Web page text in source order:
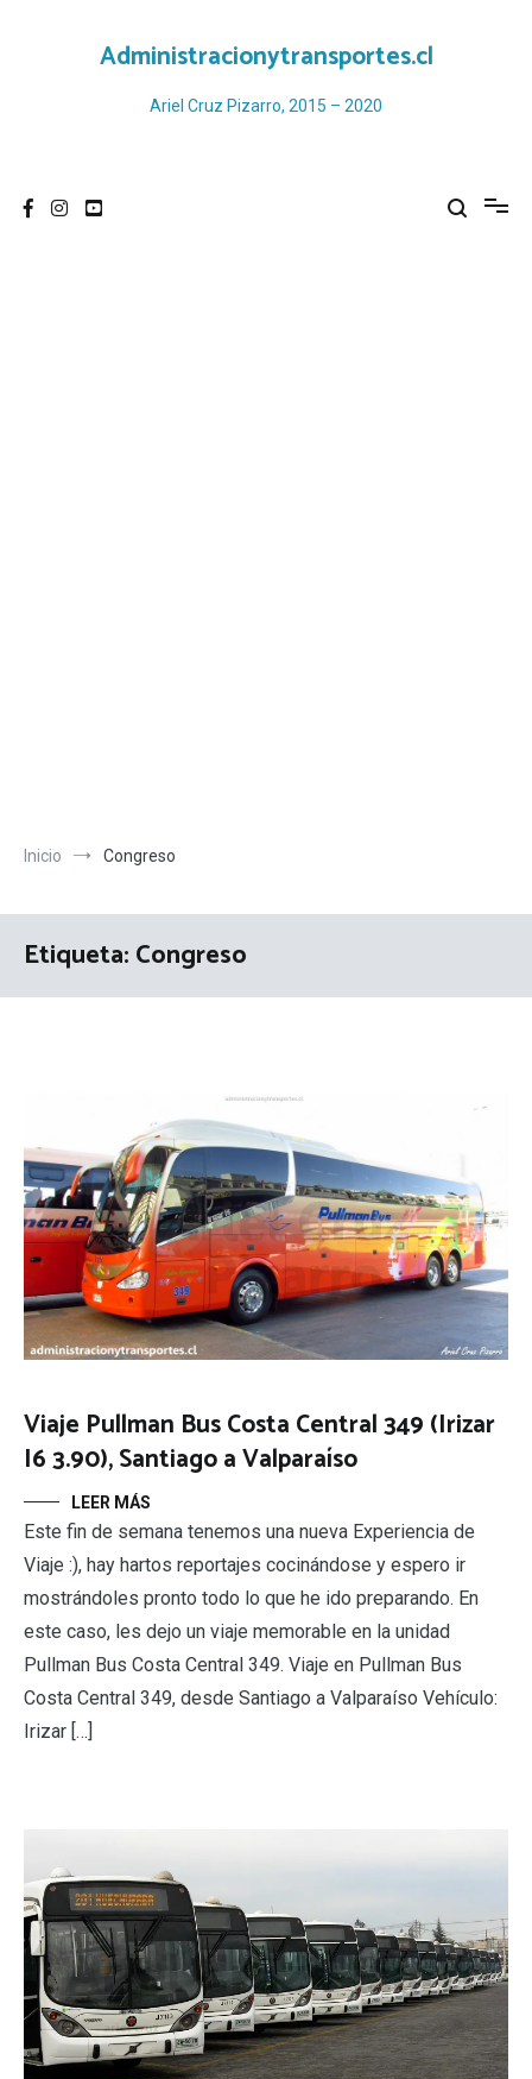
Administracionytransportes.cl
Ariel Cruz Pizarro, 2015 – 2020
Inicio Congreso
Etiqueta:Congreso
Viaje Pullman Bus Costa Central 349 (Irizar
I6 3.90), Santiago a Valparaíso
LEER MÁS
Este fin de semana tenemos una nueva Experiencia de
Viaje :), hay hartos reportajes cocinándose y espero ir
mostrándoles pronto todo lo que he ido preparando. En
este caso, les dejo un viaje memorable en la unidad
Pullman Bus Costa Central 349. Viaje en Pullman Bus
Costa Central 349, desde Santiago a Valparaíso Vehículo:
Irizar […]